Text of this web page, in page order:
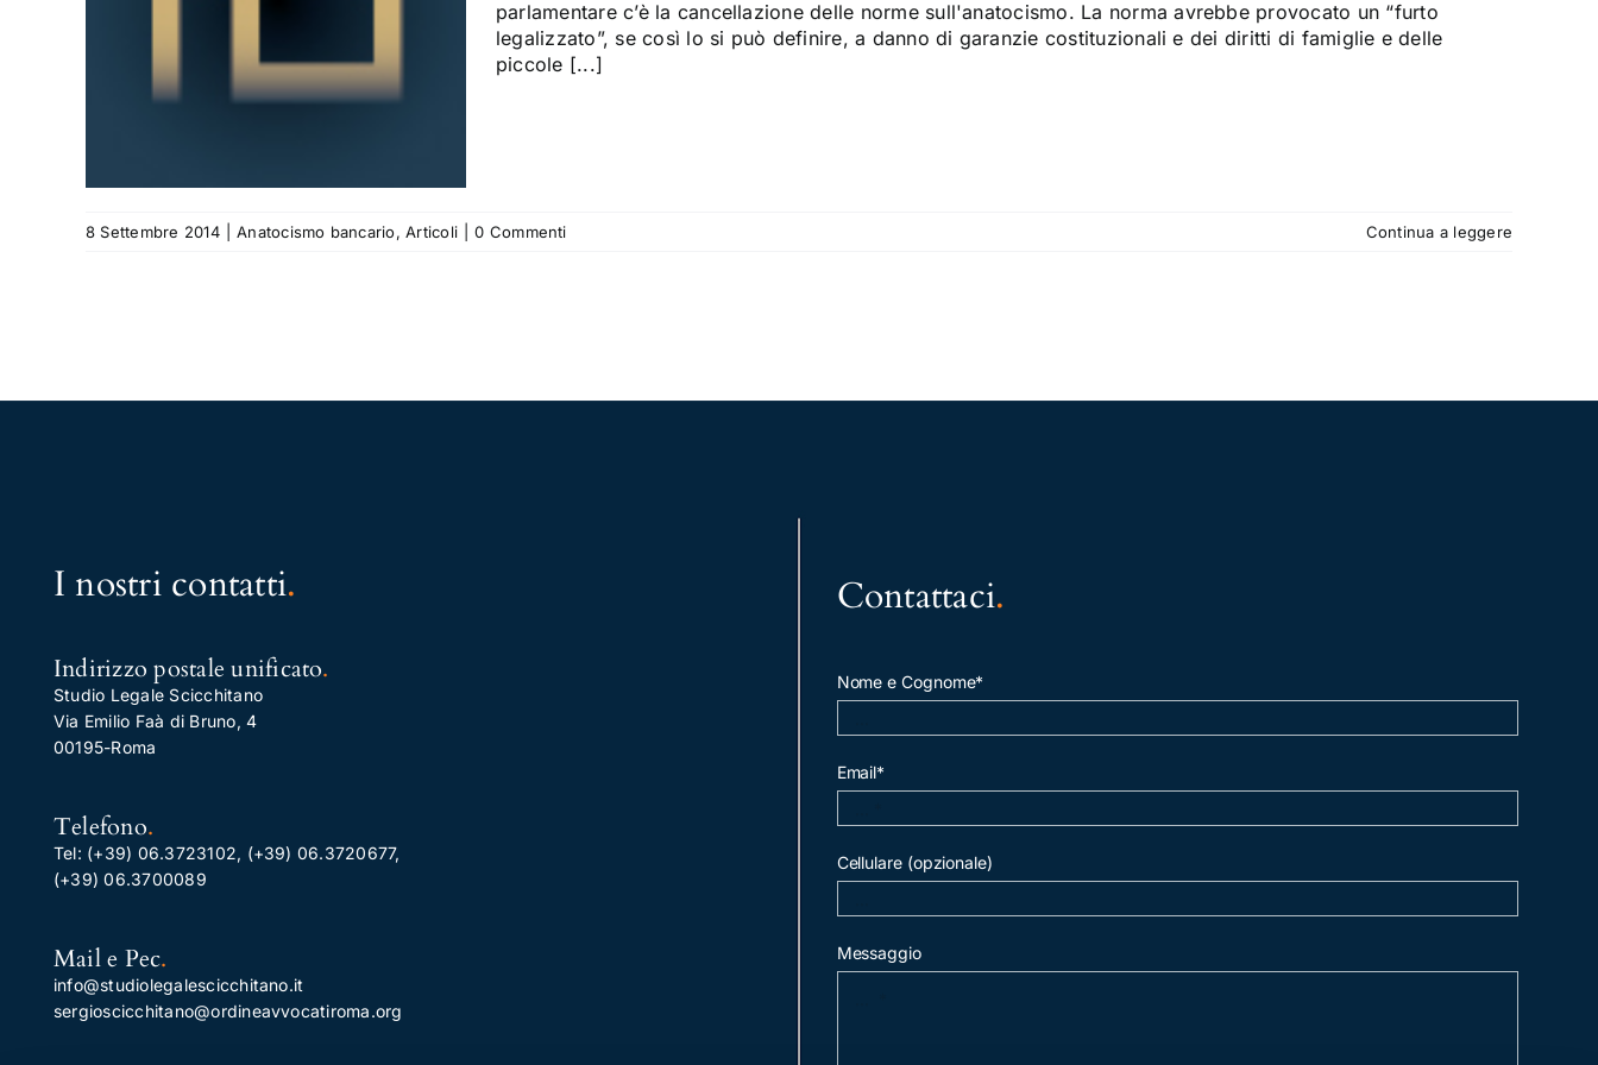
parlamentare c’è la cancellazione delle norme sull'anatocismo. La norma avrebbe provocato un “furto
legalizzato”, se così lo si può definire, a danno di garanzie costituzionali e dei diritti di famiglie e delle
piccole [...]
8 Settembre 2014 Anatocismo bancario,Articoli 0 Commenti Continua a leggere
I nostri contatti.
Indirizzo postale unificato.
Studio Legale Scicchitano
Via Emilio Faà di Bruno, 4
00195-Roma
Telefono.
Tel: (+39) 06.3723102, (+39) 06.3720677,
(+39) 06.3700089
Mail e Pec.
info@studiolegalescicchitano.it
sergioscicchitano@ordineavvocatiroma.org
Contattaci.
Nome e Cognome*
Email*
Cellulare (opzionale)
Messaggio